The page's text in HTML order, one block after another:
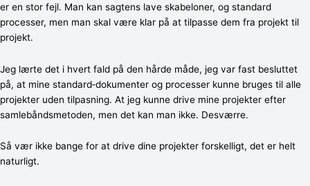
er en stor fejl. Man kan sagtens lave skabeloner, og standard
processer, men man skal være klar på at tilpasse dem fra projekt til
projekt.
Jeg lærte det i hvert fald på den hårde måde, jeg var fast besluttet
på, at mine standard‐dokumenter og processer kunne bruges til alle
projekter uden tilpasning. At jeg kunne drive mine projekter efter
samlebåndsmetoden, men det kan man ikke. Desværre.
Så vær ikke bange for at drive dine projekter forskelligt, det er helt
naturligt.